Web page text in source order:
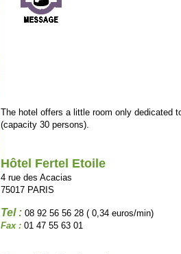
The hotel offers a little room only dedicated
(capacity 30 persons).
Hôtel Fertel Etoile
4 rue des Acacias
75017 PARIS
Tel : 08 92 56 56 28 ( 0,34 euros/min)
Fax : 01 47 55 63 01